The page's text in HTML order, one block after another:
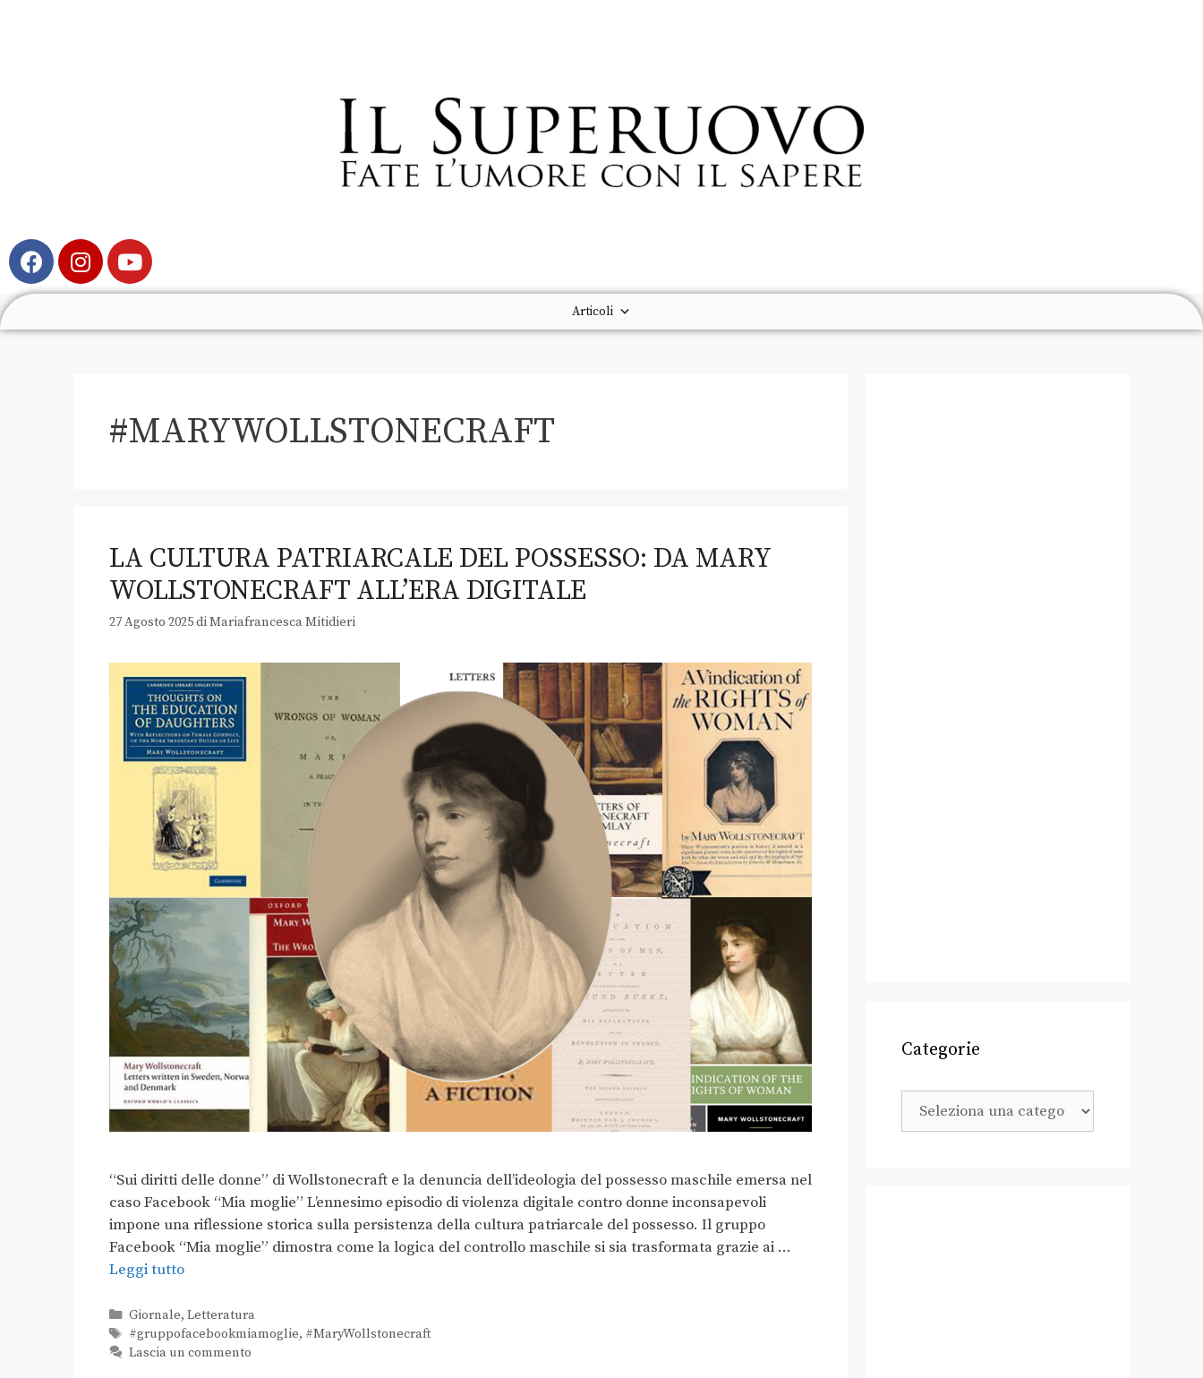
Articoli
#MARYWOLLSTONECRAFT
LA CULTURA PATRIARCALE DEL POSSESSO: DA MARY
WOLLSTONECRAFT ALL’ERA DIGITALE
27 Agosto 2025diMariafrancesca Mitidieri
“Sui diritti delle donne” di Wollstonecraft e la denuncia dell’ideologia del possesso maschile emersa nel
caso Facebook “Mia moglie” L’ennesimo episodio di violenza digitale contro donne inconsapevoli
impone una riflessione storica sulla persistenza della cultura patriarcale del possesso. Il gruppo
Facebook “Mia moglie” dimostra come la logica del controllo maschile si sia trasformata grazie ai …
Leggi tutto
Giornale, Letteratura
#gruppofacebookmiamoglie, #MaryWollstonecraft
Lascia un commento
Categorie